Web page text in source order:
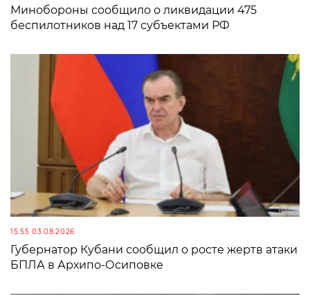
Минобороны сообщило о ликвидации 475
беспилотников над 17 субъектами РФ
15:55 03.08.2026
Губернатор Кубани сообщил о росте жертв атаки
БПЛА в Архипо-Осиповке